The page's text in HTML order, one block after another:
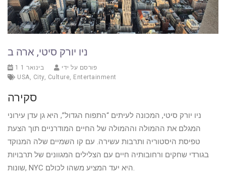
ניו יורק סיטי, ארה ב
1 בינואר 1
פורסם על ידי
USA, City, Culture, Entertainment
סקירה
ניו יורק סיטי, המכונה לעיתים “התפוח הגדול”, היא גן עדן עירוני
המגלם את ההמולה וההמולה של החיים המודרניים תוך הצעת
טפיסת היסטוריה ותרבות עשירה. עם קו השמיים שלה המנוקד
בגורדי שחקים ורחובותיה חיים עם הצלילים המגוונים של תרבויות
שונות, NYC היא יעד המציע משהו לכולם.